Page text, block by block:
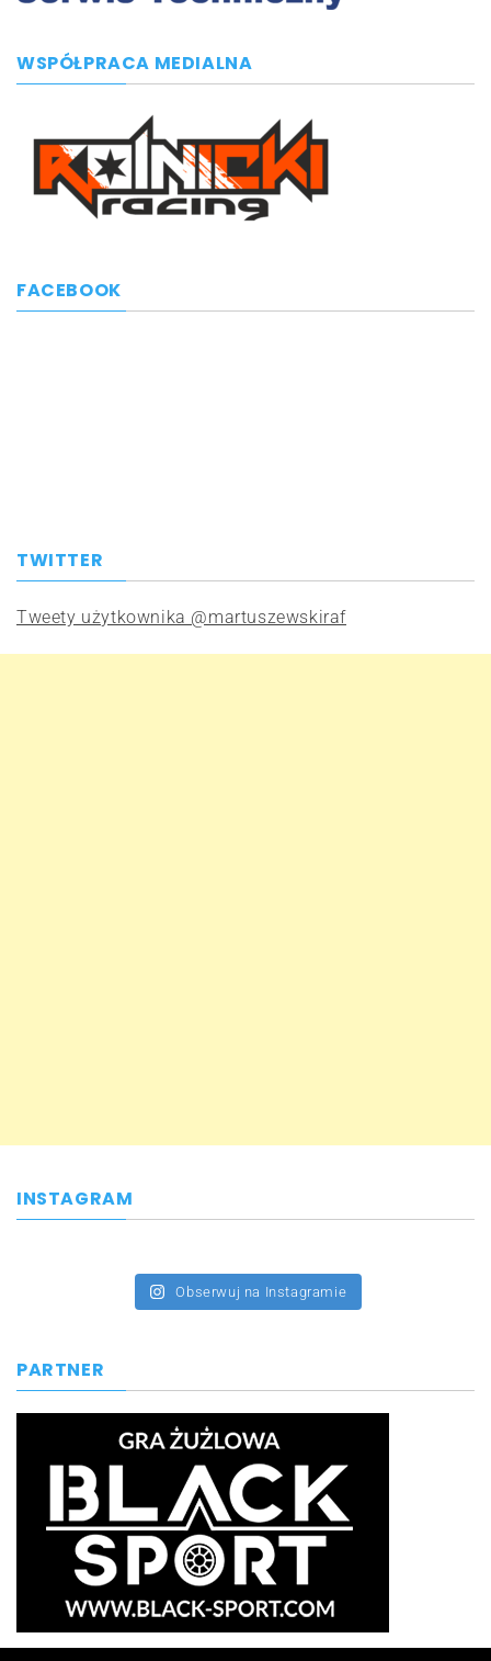
WSPÓŁPRACA MEDIALNA
FACEBOOK
TWITTER
Tweety użytkownika @martuszewskiraf
INSTAGRAM
Obserwuj na Instagramie
PARTNER